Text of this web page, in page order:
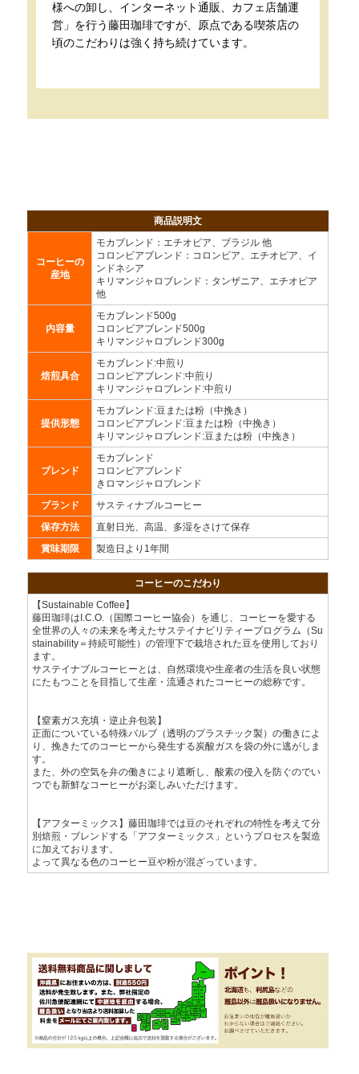
様への卸し、インターネット通販、カフェ店舗運
営」を行う藤田珈琲ですが、原点である喫茶店の
頃のこだわりは強く持ち続けています。
商品説明文
コーヒーの
産地
モカブレンド：エチオピア、ブラジル 他
コロンビアブレンド：コロンビア、エチオピア、イ
ンドネシア
キリマンジャロブレンド：タンザニア、エチオピア
他
内容量
モカブレンド500g
コロンビアブレンド500g
キリマンジャロブレンド300g
焙煎具合
モカブレンド:中煎り
コロンビアブレンド:中煎り
キリマンジャロブレンド:中煎り
提供形態
モカブレンド:豆または粉（中挽き）
コロンビアブレンド:豆または粉（中挽き）
キリマンジャロブレンド:豆または粉（中挽き）
ブレンド
モカブレンド
コロンビアブレンド
きロマンジャロブレンド
ブランド
サスティナブルコーヒー
保存方法
直射日光、高温、多湿をさけて保存
賞味期限
製造日より1年間
コーヒーのこだわり
【Sustainable Coffee】
藤田珈琲はI.C.O.（国際コーヒー協会）を通じ、コーヒーを愛する
全世界の人々の未来を考えたサステイナビリティープログラム（Su
stainability＝持続可能性）の管理下で栽培された豆を使用しており
ます。
サステイナブルコーヒーとは、自然環境や生産者の生活を良い状態
にたもつことを目指して生産・流通されたコーヒーの総称です。
【窒素ガス充填・逆止弁包装】
正面についている特殊バルブ（透明のプラスチック製）の働きによ
り、挽きたてのコーヒーから発生する炭酸ガスを袋の外に逃がしま
す。
また、外の空気を弁の働きにより遮断し、酸素の侵入を防ぐのでい
つでも新鮮なコーヒーがお楽しみいただけます。
【アフターミックス】藤田珈琲では豆のそれぞれの特性を考えて分
別焙煎・ブレンドする「アフターミックス」というプロセスを製造
に加えております。
よって異なる色のコーヒー豆や粉が混ざっています。